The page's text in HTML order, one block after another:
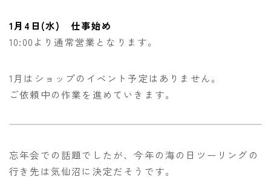
1月4日(水) 仕事始め
10:00より通常営業となります。
1月はショップのイベント予定はありません。
ご依頼中の作業を進めていきます。
忘年会での話題でしたが、今年の海の日ツーリングの
行き先は気仙沼に決定だそうです。